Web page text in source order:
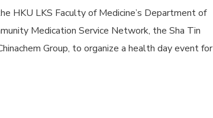
HKU LKS Faculty of Medicine’s Department of
Medication Service Network, the Sha Tin
Group, to organize a health day event for